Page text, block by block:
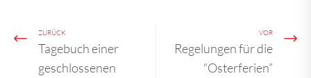
ZURÜCK
Tagebuch einer
geschlossenen
VOR
Regelungen für die
“Osterferien”